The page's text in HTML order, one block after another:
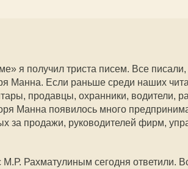
я получил триста писем. Все писали,
Манна. Если раньше среди наших
продавцы, охранники, водители,
Манна появилось много
за продажи, руководителей фирм,
Рахматулиным сегодня ответили.